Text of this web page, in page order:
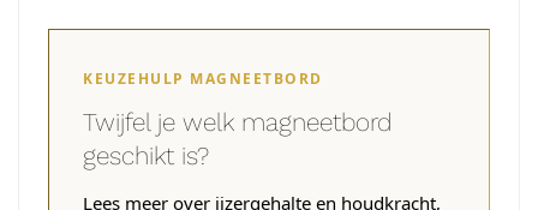
KEUZEHULP MAGNEETBORD
Twijfel je welk magneetbord
geschikt is?
Lees meer over ijzergehalte en houdkracht,